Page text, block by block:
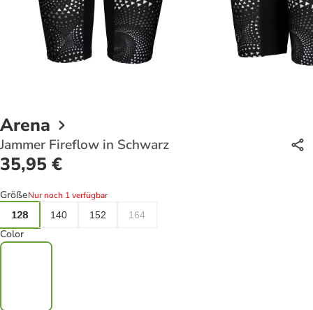
Arena
Jammer Fireflow in Schwarz
35,95 €
GrößeNur noch 1 verfügbar
128
140 152 164
Color